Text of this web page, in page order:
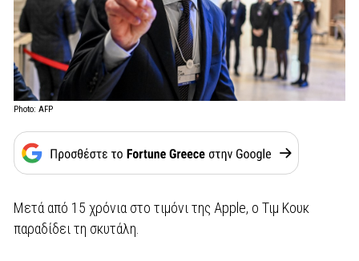
Photo: AFP
Μετά από 15 χρόνια στο τιμόνι της Apple, ο Τιμ Κουκ
παραδίδει τη σκυτάλη.